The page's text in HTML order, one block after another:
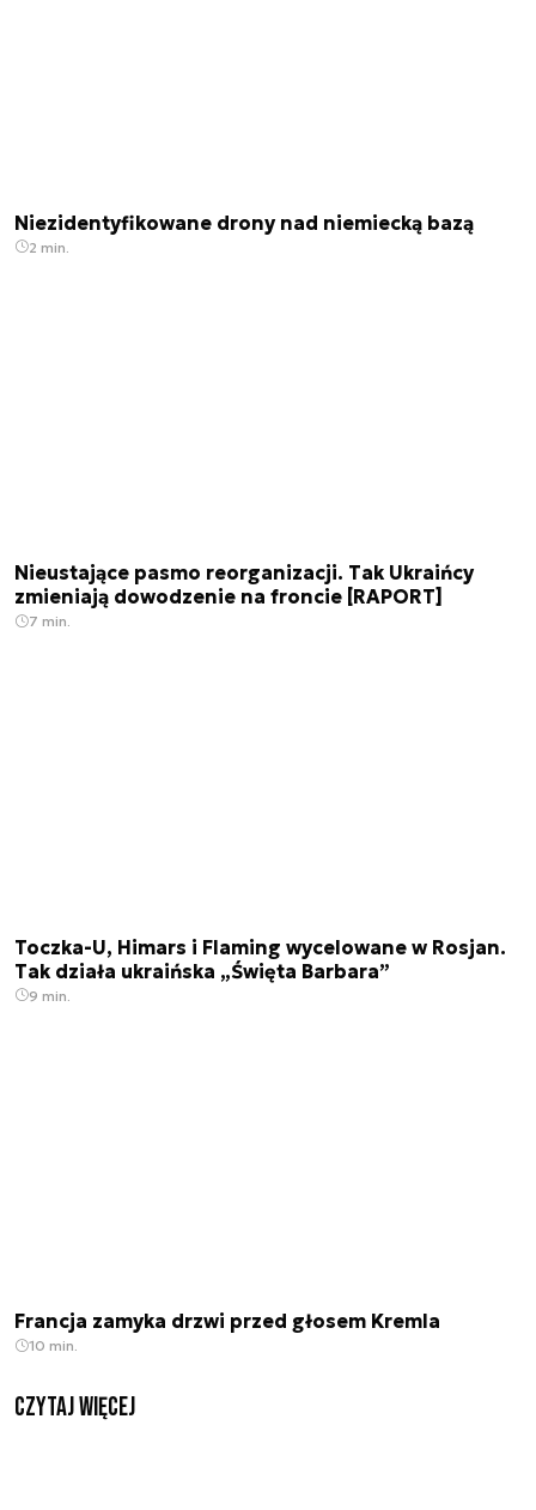
Niezidentyfikowane drony nad niemiecką bazą
2 min.
Nieustające pasmo reorganizacji. Tak Ukraińcy
zmieniają dowodzenie na froncie [RAPORT]
7 min.
Toczka-U, Himars i Flaming wycelowane w Rosjan.
Tak działa ukraińska „Święta Barbara”
9 min.
Francja zamyka drzwi przed głosem Kremla
10 min.
czytaj więcej